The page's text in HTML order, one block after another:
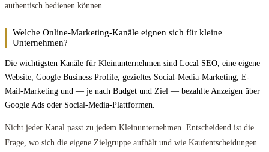
authentisch bedienen können.
Welche Online-Marketing-Kanäle eignen sich für kleine
Unternehmen?
Die wichtigsten Kanäle für Kleinunternehmen sind Local SEO, eine eigene
Website, Google Business Profile, gezieltes Social-Media-Marketing, E-
Mail-Marketing und — je nach Budget und Ziel — bezahlte Anzeigen über
Google Ads oder Social-Media-Plattformen.
Nicht jeder Kanal passt zu jedem Kleinunternehmen. Entscheidend ist die
Frage, wo sich die eigene Zielgruppe aufhält und wie Kaufentscheidungen